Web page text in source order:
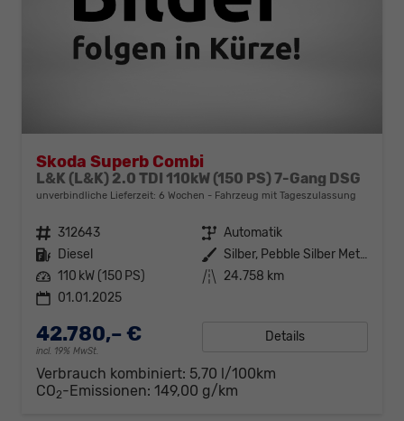
Skoda Superb Combi
L&K (L&K) 2.0 TDI 110kW (150 PS) 7-Gang DSG
unverbindliche Lieferzeit: 6 Wochen Fahrzeug mit Tageszulassung
Fahrzeugnr. 312643 Getriebe Automatik
Kraftstoff Diesel Außenfarbe
Silber, Pebble Silber Metallic (F0)
Leistung 110 kW (150 PS) Kilometerstand 24.758 km
01.01.2025
42.780,– €
incl. 19% MwSt.
Details
Verbrauch kombiniert: 5,70 l/100km
CO2-Emissionen: 149,00 g/km